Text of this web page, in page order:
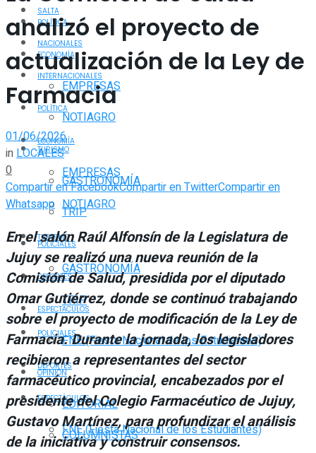
POLÍTICA
ECONOMÍA
EMPRESAS
NOTIAGRO
TURISMO
GASTRONOMÍA
TRIP
POLICIALES
DEPORTES
ESPECTÁCULOS
FNE (Fiesta Nacional de los Estudiantes)
OPINIÓN
EDITORIAL
COLUMNISTAS
SALTA
NACIONALES
INTERNACIONALES
POLÍTICA
ECONOMÍA
EMPRESAS
NOTIAGRO
TURISMO
GASTRONOMÍA
TRIP
POLICIALES
DEPORTES
ESPECTÁCULOS
FNE (Fiesta Nacional de los Estudiantes)
analizó el proyecto de
actualización de la Ley de
Farmacia
01/06/2026
inLOCALES
0
Compartir en FacebookCompartir en TwitterCompartir en
Whatsapp
En el salón Raúl Alfonsín de la Legislatura de
Jujuy se realizó una nueva reunión de la
Comisión de Salud, presidida por el diputado
Omar Gutiérrez, donde se continuó trabajando
sobre el proyecto de modificación de la Ley de
Farmacia. Durante la jornada, los legisladores
recibieron a representantes del sector
farmacéutico provincial, encabezados por el
presidente del Colegio Farmacéutico de Jujuy,
Gustavo Martínez, para profundizar el análisis
de la iniciativa y construir consensos.